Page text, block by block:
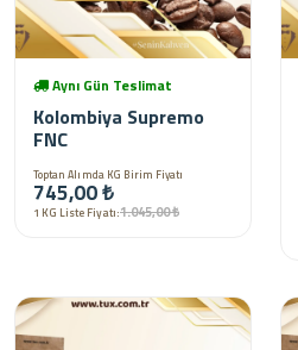
Aynı Gün Teslimat
Kolombiya Supremo
FNC
Toptan Alımda KG Birim Fiyatı
745,00 ₺
1 KG Liste Fiyatı:1.045,00 ₺